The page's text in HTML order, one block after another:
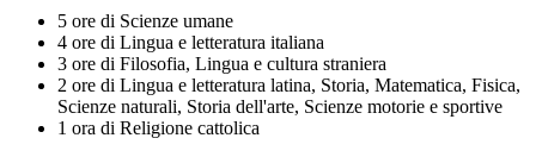
5 ore di Scienze umane
4 ore di Lingua e letteratura italiana
3 ore di Filosofia, Lingua e cultura straniera
2 ore di Lingua e letteratura latina, Storia, Matematica, Fisica,
Scienze naturali, Storia dell'arte, Scienze motorie e sportive
1 ora di Religione cattolica